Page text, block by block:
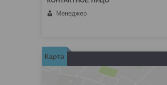
Менеджер
Карта